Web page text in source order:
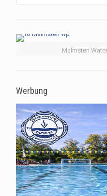
Malmsten
Werbung